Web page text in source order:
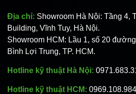
Địa chỉ: Showroom Hà Nội: Tầng 4,
Building, Vĩnh Tuy, Hà Nội.
Showroom HCM: Lầu 1, số 20
Bình Lợi Trung, TP. HCM.
Hotline kỹ thuật Hà Nội:
Hotline kỹ thuật HCM: 0969.108.984